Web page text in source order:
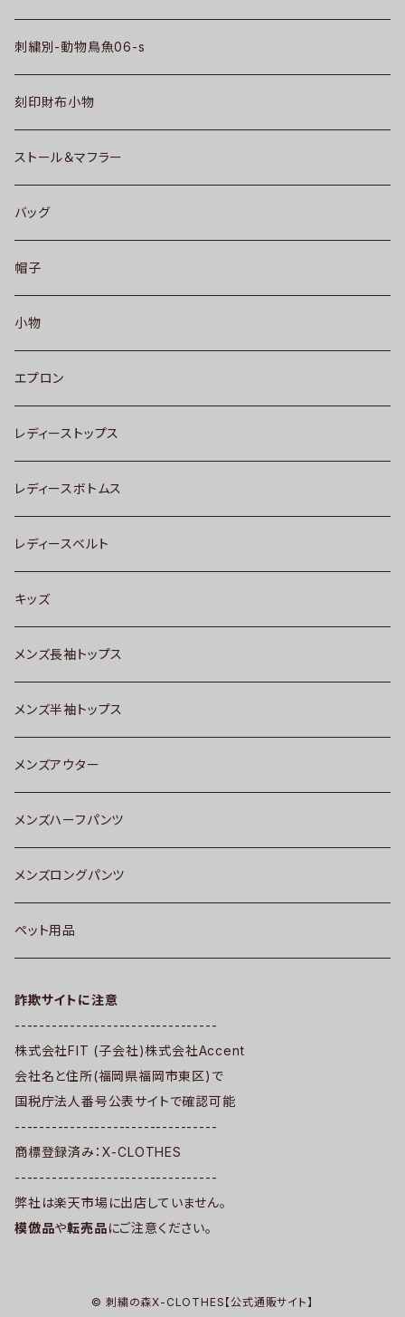
刺繍別-動物鳥魚06-s
刻印財布小物
ストール＆マフラー
バッグ
帽子
小物
エプロン
レディーストップス
レディースボトムス
レディースベルト
キッズ
メンズ長袖トップス
メンズ半袖トップス
メンズアウター
メンズハーフパンツ
メンズロングパンツ
ペット用品
詐欺サイトに注意
---------------------------------
株式会社FIT (子会社)株式会社Accent
会社名と住所(福岡県福岡市東区)で
国税庁法人番号公表サイトで確認可能
---------------------------------
商標登録済み：X-CLOTHES
---------------------------------
弊社は楽天市場に出店していません。
模倣品や転売品にご注意ください。
© 刺繍の森X-CLOTHES【公式通販サイト】